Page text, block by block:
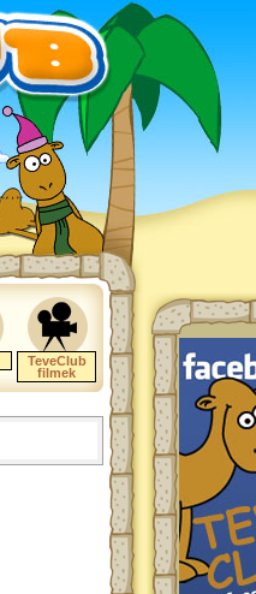
TeveClub
filmek